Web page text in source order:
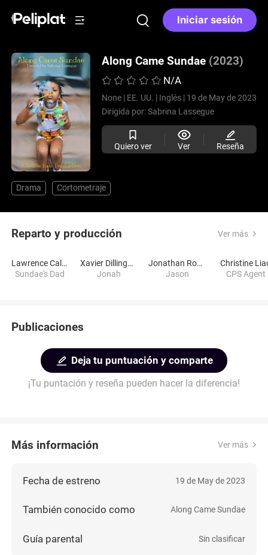
Iniciar sesión
Along Came Sundae (2023)
N/A
None | EE. UU. | Inglés | 19 de May de 2023
Dirigida por:Sabrina Lassegue
Quiero ver Ver Reseña
Drama Cortometraje
Reparto y producción Ver más
Lawrence Calhoun
Sundae's Dad
Xavier Dillingham
Jonah
Jonathan Robert Keith
Jason
Christine
CPS Agent
Publicaciones
Deja tu puntuación y comparte
¡Tu puntación y reseña pueden hacer la diferencia!
Más información Ver más
Fecha de estreno 19 de May de 2023
También conocido como Along Came Sundae
Guía parental Sin clasificar